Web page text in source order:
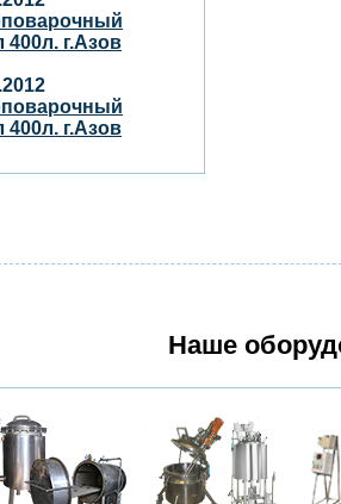
400л. г.Азов
400л. г.Азов
Наше